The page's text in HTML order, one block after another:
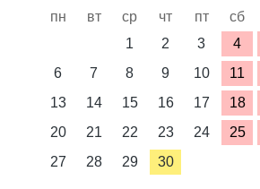
пн вт ср чт пт сб
1
2 3 4
6
7 8 9 10 11
13
14 15 16 17 18
20
21 22 23 24 25
27
28 29 30